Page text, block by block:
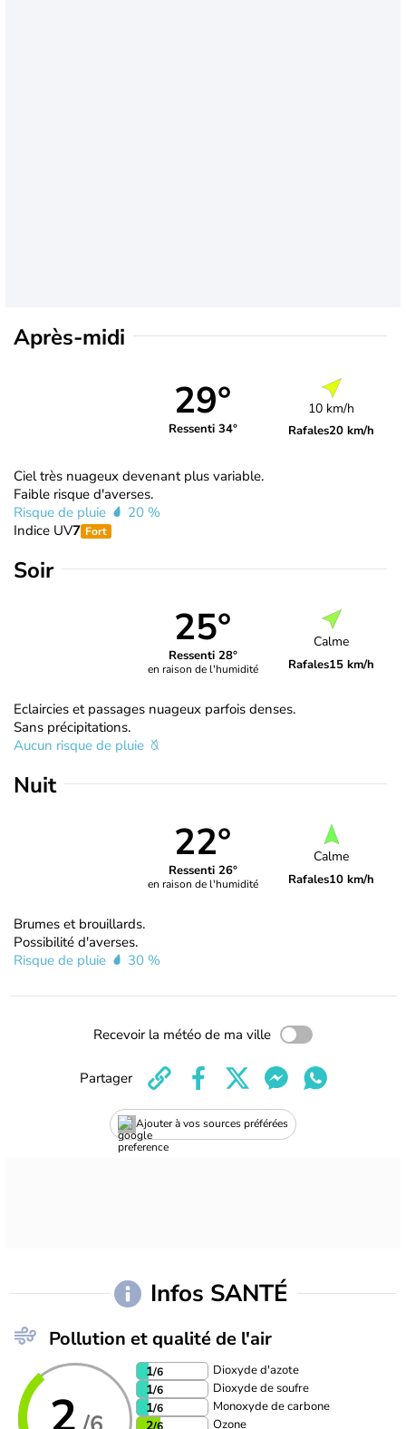
Après-midi
29°
Ressenti 34°
10 km/h
Rafales20 km/h
Ciel très nuageux devenant plus variable.
Faible risque d'averses.
Risque de pluie
20 %
Indice UV7 Fort
Soir
25°
Ressenti 28°
en raison de l'humidité
Calme
Rafales15 km/h
Eclaircies et passages nuageux parfois denses.
Sans précipitations.
Aucun risque de pluie
Nuit
22°
Ressenti 26°
en raison de l'humidité
Calme
Rafales10 km/h
Brumes et brouillards.
Possibilité d'averses.
Risque de pluie
30 %
Recevoir la météo de ma ville
Ajouter à vos sources préférées
Partager
Infos SANTÉ
Pollution et qualité de l'air
1/6 Dioxyde d'azote
1/6 Dioxyde de soufre
1/6 Monoxyde de carbone
Ozone